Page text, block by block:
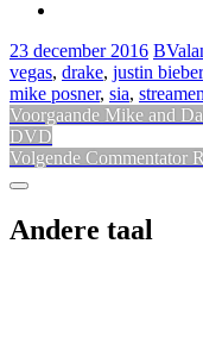
23 december 2016 BV
vegas, drake, justin bieber
mike posner, sia, streamen
Bericht
navigatie
Voorgaande Vorig
Mike and
DVD
Volgende Volgend
Commentator
Sidebar
Andere taal